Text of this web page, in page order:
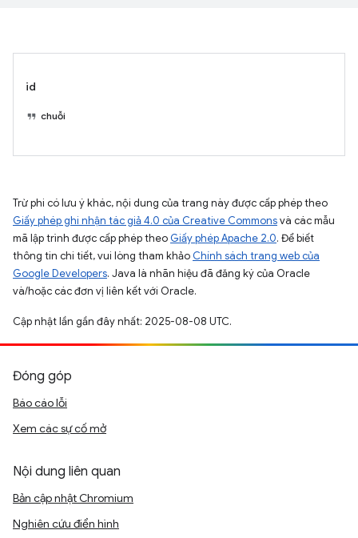
id
chuỗi
Trừ phi có lưu ý khác, nội dung của trang này được cấp phép theo
Giấy phép ghi nhận tác giả 4.0 của Creative Commonsvà các mẫu
mã lập trình được cấp phép theo Giấy phép Apache 2.0. Để biết
thông tin chi tiết, vui lòng tham khảo Chính sách trang web của
Google Developers. Java là nhãn hiệu đã đăng ký của Oracle
và/hoặc các đơn vị liên kết với Oracle.
Cập nhật lần gần đây nhất: 2025-08-08 UTC.
Đóng góp
Báo cáo lỗi
Xem các sự cố mở
Nội dung liên quan
Bản cập nhật Chromium
Nghiên cứu điển hình